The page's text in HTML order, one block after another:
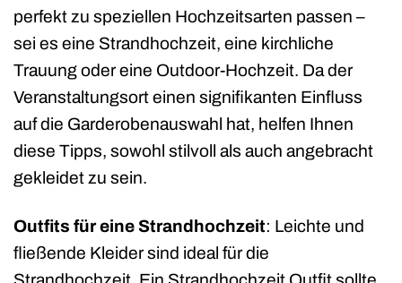
perfekt zu speziellen Hochzeitsarten passen –
sei es eine Strandhochzeit, eine kirchliche
Trauung oder eine Outdoor-Hochzeit. Da der
Veranstaltungsort einen signifikanten Einfluss
auf die Garderobenauswahl hat, helfen Ihnen
diese Tipps, sowohl stilvoll als auch angebracht
gekleidet zu sein.
Outfits für eine Strandhochzeit: Leichte und
fließende Kleider sind ideal für die